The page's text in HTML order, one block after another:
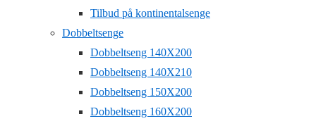
Tilbud på kontinentalsenge
Dobbeltsenge
Dobbeltseng 140X200
Dobbeltseng 140X210
Dobbeltseng 150X200
Dobbeltseng 160X200